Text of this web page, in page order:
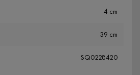
4 cm
39 cm
SQ0228420